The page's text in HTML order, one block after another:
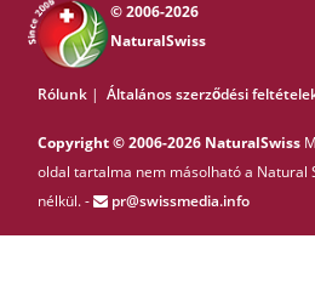
© 2006-2026
NaturalSwiss
Rólunk | Általános szerződési
Copyright © 2006-2026 NaturalSwiss
oldal tartalma nem másolható a Natural
nélkül. -
pr@swissmedia.info